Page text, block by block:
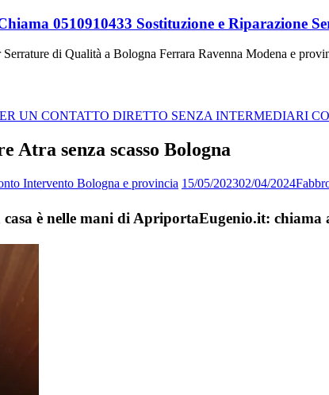
0510910433 Sostituzione e Riparazione
di Qualità a Bologna Ferrara Ravenna Modena e
UN CONTATTO DIRETTO SENZA INTERMEDIARI
Atra senza scasso Bologna
Intervento Bologna e provincia 15/05/202302/04/2024
è nelle mani di ApriportaEugenio.it: chiama